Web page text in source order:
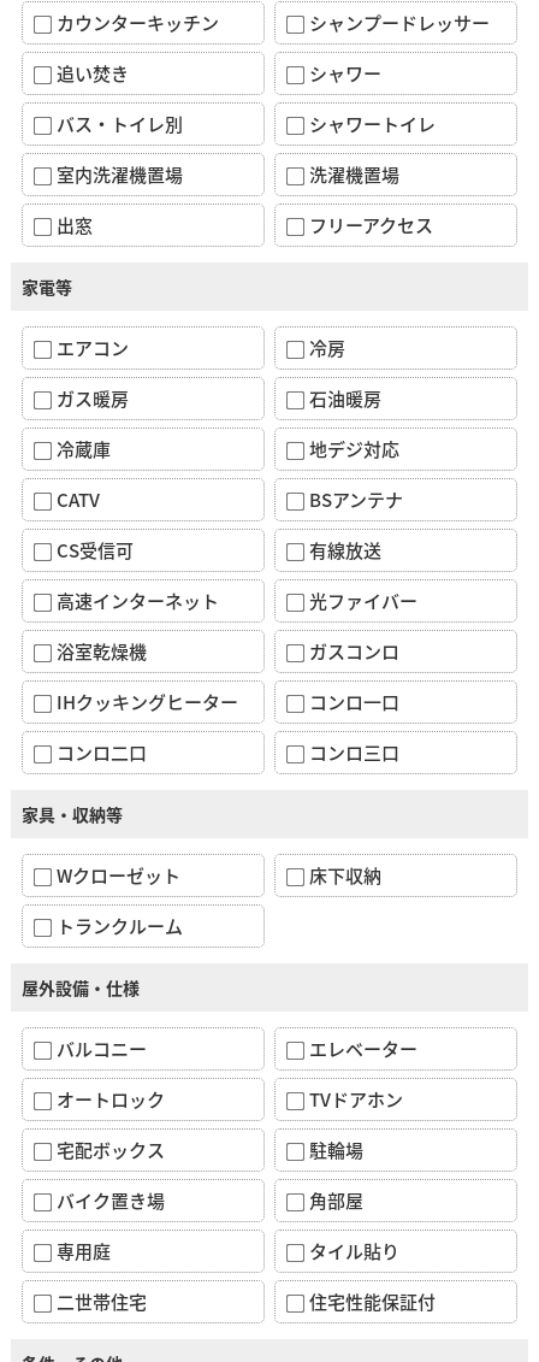
カウンターキッチン
シャンプードレッサー
追い焚き
シャワー
バス・トイレ別
シャワートイレ
室内洗濯機置場
洗濯機置場
出窓
フリーアクセス
家電等
エアコン
冷房
ガス暖房
石油暖房
冷蔵庫
地デジ対応
CATV
BSアンテナ
CS受信可
有線放送
高速インターネット
光ファイバー
浴室乾燥機
ガスコンロ
IHクッキングヒーター
コンロ一口
コンロ二口
コンロ三口
家具・収納等
Wクローゼット
床下収納
トランクルーム
屋外設備・仕様
バルコニー
エレベーター
オートロック
TVドアホン
宅配ボックス
駐輪場
バイク置き場
角部屋
専用庭
タイル貼り
二世帯住宅
住宅性能保証付